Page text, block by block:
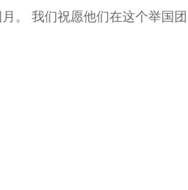
。
我们祝愿他们在这个举国